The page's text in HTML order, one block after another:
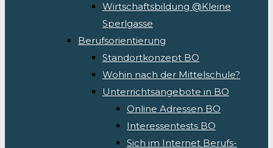
Wirtschaftsbildung @Kleine
Sperlgasse
Berufsorientierung
Standortkonzept BO
Wohin nach der Mittelschule?
Unterrichtsangebote in BO
Online Adressen BO
Interessentests BO
Sich im Internet Berufs-